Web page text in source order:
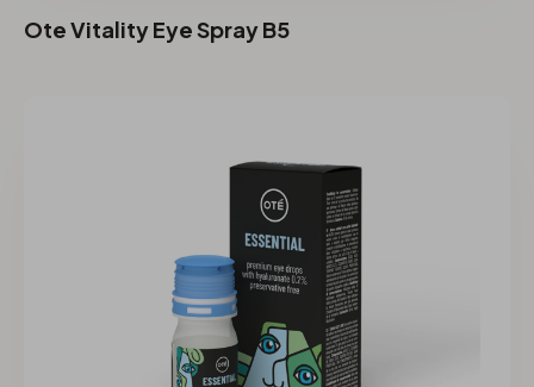
Ote Vitality Eye Spray B5